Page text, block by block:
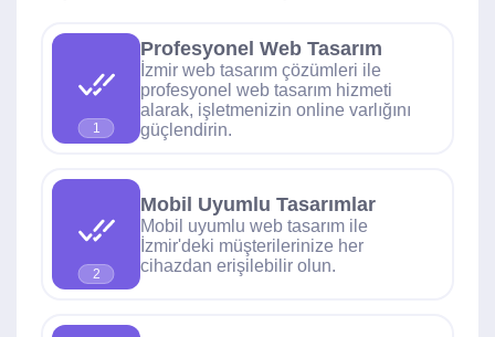
1
Profesyonel Web Tasarım
İzmir web tasarım çözümleri ile
profesyonel web tasarım hizmeti
alarak, işletmenizin online varlığını
güçlendirin.
2
Mobil Uyumlu Tasarımlar
Mobil uyumlu web tasarım ile
İzmir'deki müşterilerinize her
cihazdan erişilebilir olun.